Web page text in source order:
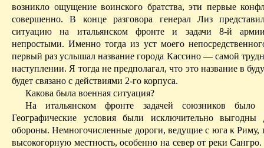
возникло ощущение воинского братства, эти первые
совершенно. В конце разговора генерал Лиз
ситуацию на итальянском фронте и задачи 8-й
непростыми. Именно тогда из уст моего
первый раз услышал название города Кассино— самой
наступлении. Я тогда не предполагал, что это название в
будет связано с действиями 2-го корпуса.
Какова была военная ситуация?
На итальянском фронте задачей союзников было
Географические условия были исключительно выгодны
обороны. Немногочисленные дороги, ведущие с юга к Риму,
высокогорную местность, особенно на север от рекиСангро.